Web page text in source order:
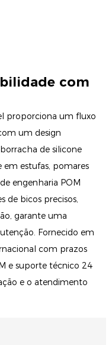
com
proporciona um fluxo
um design
de silicone
estufas, pomares
engenharia POM
de bicos precisos,
garante uma
Fornecido em
com prazos
e suporte técnico 24
e o atendimento